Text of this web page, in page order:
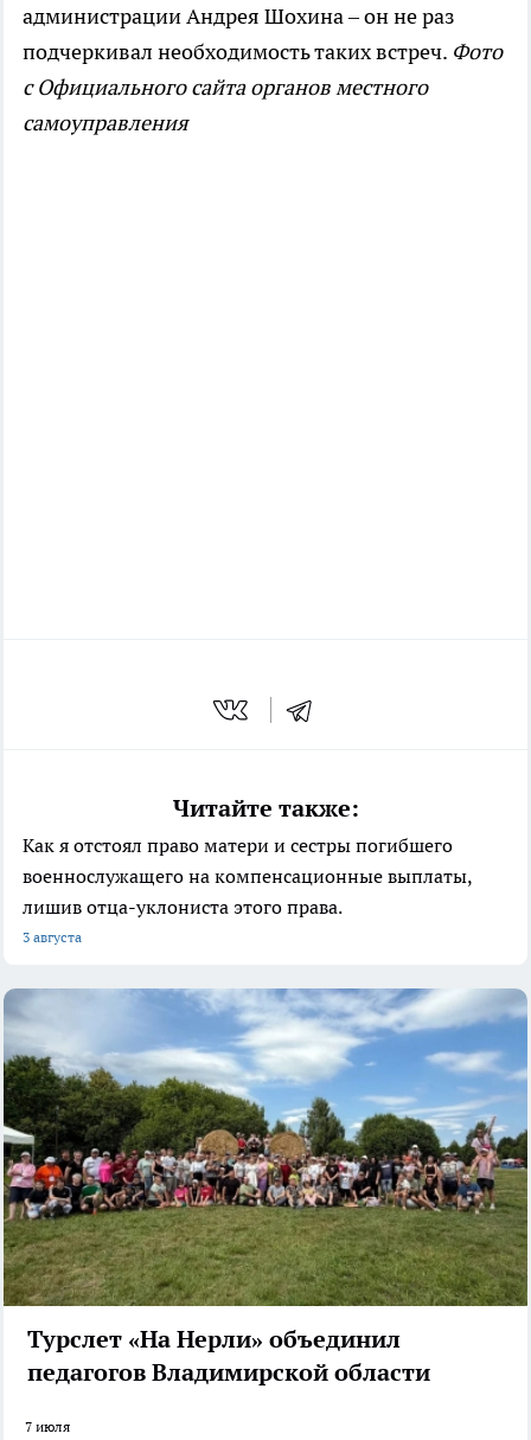
администрации Андрея Шохина – он не раз
подчеркивал необходимость таких встреч. Фото
с Официального сайта органов местного
самоуправления
Читайте также:
Как я отстоял право матери и сестры погибшего
военнослужащего на компенсационные выплаты,
лишив отца-уклониста этого права.
3 августа
Турслет «На Нерли» объединил
педагогов Владимирской области
7 июля